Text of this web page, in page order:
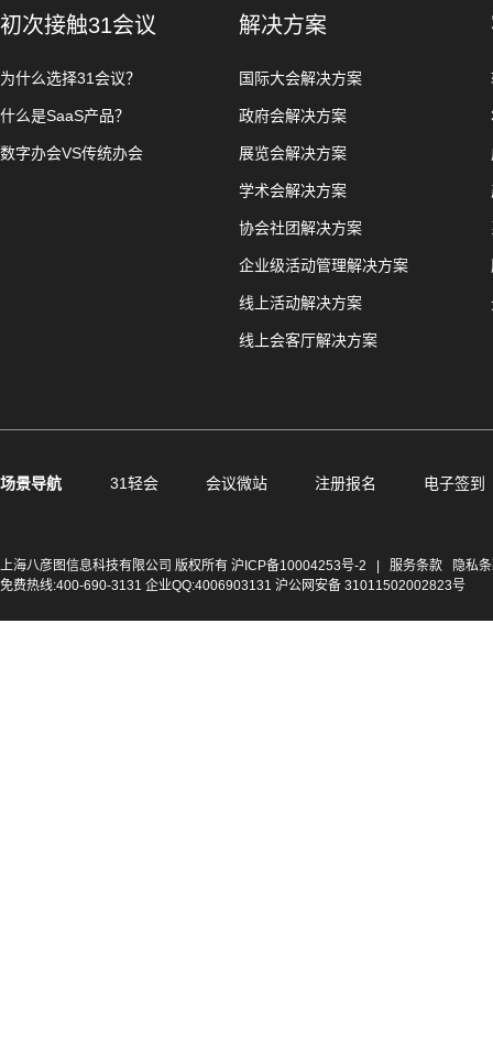
初次接触31会议
为什么选择31会议？
什么是SaaS产品？
数字办会VS传统办会
解决方案
国际大会解决方案
政府会解决方案
展览会解决方案
学术会解决方案
协会社团解决方案
企业级活动管理解决方案
线上活动解决方案
线上会客厅解决方案
场景导航 31轻会 会议微站 注册报名 电子签到
上海八彦图信息科技有限公司 版权所有 沪ICP备10004253号-2 服务条款
隐私
免费热线:400-690-3131 企业QQ:4006903131 沪公网安备 31011502002823号